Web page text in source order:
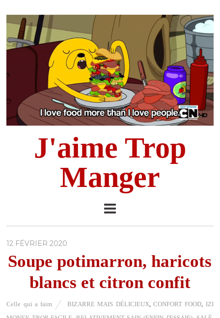
J'aime Trop
Manger
12 FÉVRIER 2020
Soupe potimarron, haricots
blancs et citron confit
Celle qui a faim BIZARRE MAIS DÉLICIEUX CONFORT FOOD
IZI